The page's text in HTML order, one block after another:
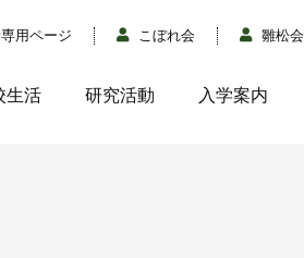
用ページ こぼれ会 雛松会
生活 研究活動 入学案内